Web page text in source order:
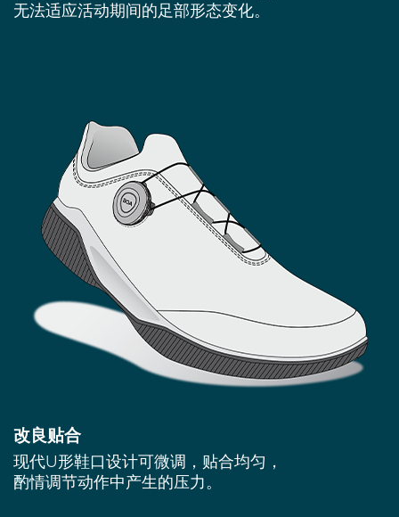
无法适应活动期间的足部形态变化。
改良贴合
现代U形鞋口设计可微调，贴合均匀，
酌情调节动作中产生的压力。